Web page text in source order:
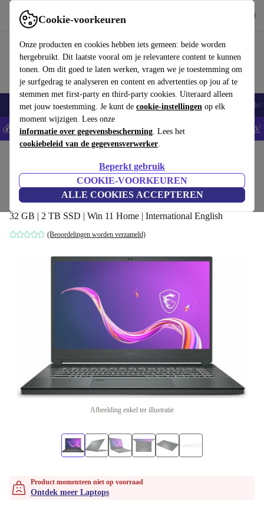
Cookie-voorkeuren
Onze producten en cookies hebben iets gemeen: beide worden
hergebruikt. Dit laatste vooral om je relevantere content te kunnen
tonen. Om dit goed te laten werken, vragen we je toestemming om
je surfgedrag te analyseren en content en advertenties op jou af te
stemmen met first-party en third-party cookies. Uiteraard alleen
met jouw toestemming. Je kunt de cookie-instellingen op elk
moment wijzigen. Lees onze
informatie over gegevensbescherming. Lees het
cookiebeleid van de gegevensverwerker.
Beperkt gebruik
COOKIE-VOORKEUREN
ALLE COOKIES ACCEPTEREN
Gebruik refurbed snel en eenvoudig
Smartphones Laptops Tablets Smartwatches Accessoires
💰Bespaar 5% EXTRA op alle iPhones - Code: IPHONEDEAL - AV
MSI Creator 15 A10SGS | i7-10875H |
15.6"
32 GB | 2 TB SSD | Win 11 Home | International English
(Beoordelingen worden verzameld)
Afbeelding enkel ter illustratie
Product momenteen niet op voorraad
Ontdek meer Laptops